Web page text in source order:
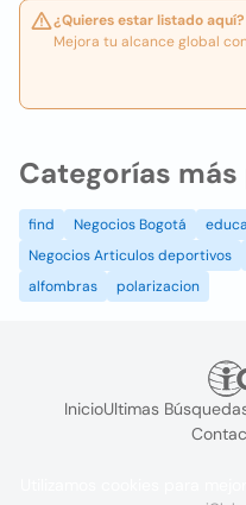
¿Quieres estar listado aquí?
Mejora tu alcance global
Categorías
find Negocios Bogotá
Negocios Articulos deportivos
alfombras
polarizacion
InicioUltimas